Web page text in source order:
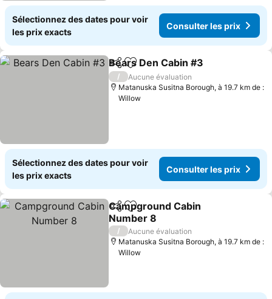
Sélectionnez des dates pour voir
les prix exacts
Consulter les prix
PartagerAjouter à mes favoris
Bears Den Cabin #3
/
Aucune évaluation
Matanuska Susitna Borough, à 19.7 km de :
Willow
Sélectionnez des dates pour voir
les prix exacts
Consulter les prix
PartagerAjouter à mes favoris
Campground Cabin
Number 8
/
Aucune évaluation
Matanuska Susitna Borough, à 19.7 km de :
Willow